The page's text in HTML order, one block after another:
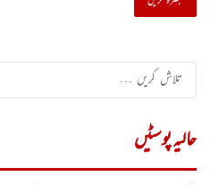
حالیہ پوسٹیں